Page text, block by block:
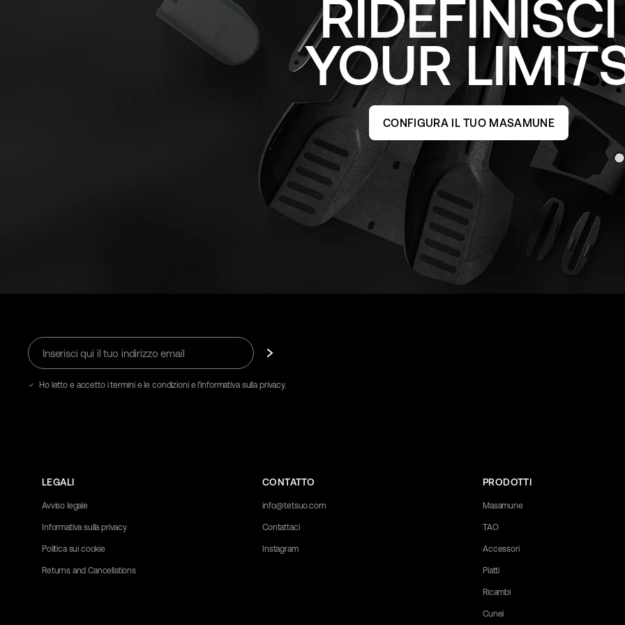
RIDEFINISCI
YOURLIMI
CONFIGURA IL TUO MASAMUNE
Inserisci
qui
tuo
Iscriviti
Ho letto e accetto i termini e le condizioni e l'informativa sulla privacy.
LEGALI
Avviso legale
Informativa sulla privacy
Politica sui cookie
Returns and Cancellations
CONTATTO
info@tetsuo.com
Contattaci
Instagram
PRODOTTI
Masamune
TAO
Accessori
Piatti
Ricambi
Cunei